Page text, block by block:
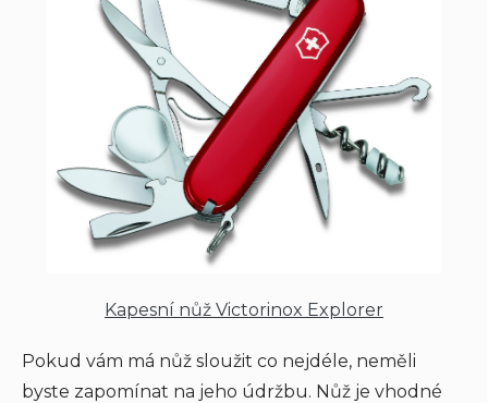
Kapesní nůž Victorinox Explorer
Pokud vám má nůž sloužit co nejdéle, neměli
byste zapomínat na jeho údržbu. Nůž je vhodné